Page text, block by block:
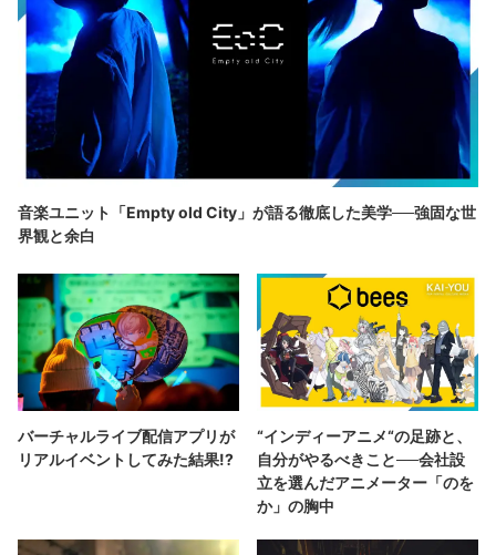
音楽ユニット「Empty old City」が語る徹底した美学──強固な世
界観と余白
バーチャルライブ配信アプリが
リアルイベントしてみた結果!?
“インディーアニメ“の足跡と、
自分がやるべきこと──会社設
立を選んだアニメーター「のを
か」の胸中